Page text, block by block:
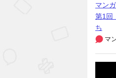
マン
第1回
ち
マ